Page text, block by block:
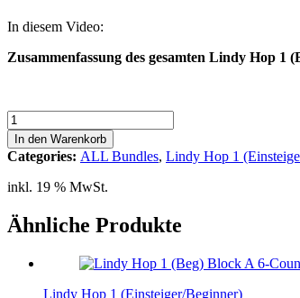
In diesem Video:
Zusammenfassung des gesamten Lindy Hop 1
Lindy
Hop
1
(Beg)
8er
Bundle
Block
In den Warenkorb
Categories: ALL Bundles, Lindy Hop 1
inkl. 19 % MwSt.
Ähnliche Produkte
Lindy Hop 1 (Einsteiger/Beginner)